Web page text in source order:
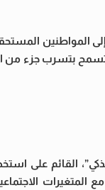
المواطنين
تسمح بتسرب جزء من
القائم على
المتغيرات